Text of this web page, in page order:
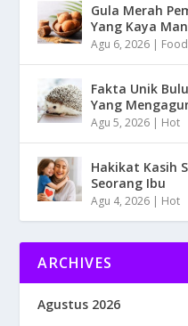
Gula Merah
Yang Kaya
Agu 6, 2026 | Food
Fakta Unik
Yang
Agu 5, 2026 | Hot
Hakikat Kasih
Seorang Ibu
Agu 4, 2026 | Hot
ARCHIVES
Agustus 2026